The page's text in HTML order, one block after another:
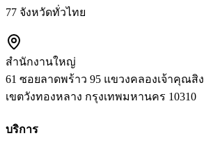
77 จังหวัดทั่วไทย
สำนักงานใหญ่
61 ซอยลาดพร้าว 95 แขวงคลองเจ้าคุณสิ
เขตวังทองหลาง กรุงเทพมหานคร 10310
บริการ